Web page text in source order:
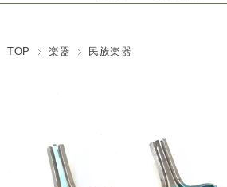
TOP 楽器 民族楽器